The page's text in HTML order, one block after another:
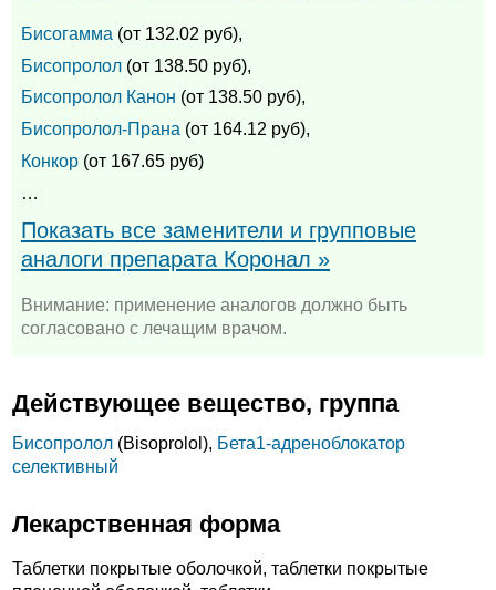
Бисогамма (от 132.02 руб),
Бисопролол (от 138.50 руб),
Бисопролол Канон (от 138.50 руб),
Бисопролол-Прана (от 164.12 руб),
Конкор (от 167.65 руб)
…
Показать все заменители и групповые
аналоги препарата Коронал »
Внимание: применение аналогов должно быть
согласовано с лечащим врачом.
Действующее вещество, группа
Бисопролол (Bisoprolol), Бета1-адреноблокатор
селективный
Лекарственная форма
Таблетки покрытые оболочкой, таблетки покрытые